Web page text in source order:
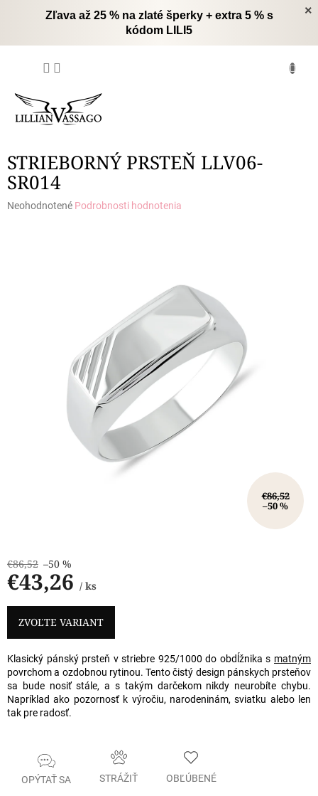
×
Zľava až 25 % na zlaté šperky + extra 5 % s
kódom LILI5
STRIEBORNÝ PRSTEŇ LLV06-
SR014
Priemerné
Neohodnotené Podrobnosti hodnotenia
€86,52
–50 %
€86,52 –50 %
€43,26 / ks
Jednotková
cena:
ZVOĽTE VARIANT
Klasický pánský prsteň v striebre 925/1000 do obdĺžnika s matným
povrchom a ozdobnou rytinou. Tento čistý design pánskych prsteňov
sa bude nosiť stále, a s takým darčekom nikdy neurobíte chybu.
Napríklad ako pozornosť k výročiu, narodeninám, sviatku alebo len
tak pre radosť.
OPÝTAŤ SA STRÁŽIŤ OBĽÚBENÉ